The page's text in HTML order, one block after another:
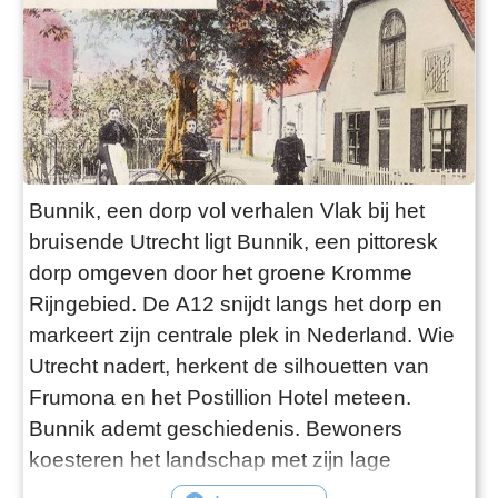
africhten van de hond voor de jacht. Zo ook
mijn vader. Wij hadden thuis drie honden. Hij
hield van de staande honden. Een staande
hond staat stil en wijst het wild aan. Mijn vader
zat in het bestuur van de politiehondvereniging.
Op de Niënhoff werd er in 1929 een
Voorjaarswedstrijd (Derby) gehouden van
Continentale honden voor leden van de
vereniging met een Weimarse Staande hond.
Deze honden waren geschikt gemaakt voor de
drijfjacht. De hoofdfoto is van een
politiehondwedstrijd op het landgoed
Heidestein van voor de 2e wereldoorlog, waar
diverse mensen bij aanwezig waren; zoals
politie functionarissen, veldwachters,
jachtopzieners en pakwerkers. Pakwerkers zijn
Bunnik, een dorp vol verhalen Vlak bij het
bruisende Utrecht ligt Bunnik, een pittoresk
dorp omgeven door het groene Kromme
Rijngebied. De A12 snijdt langs het dorp en
markeert zijn centrale plek in Nederland. Wie
Utrecht nadert, herkent de silhouetten van
Frumona en het Postillion Hotel meteen.
Bunnik ademt geschiedenis. Bewoners
koesteren het landschap met zijn lage
boerderijen, klompenpaden en landgoederen